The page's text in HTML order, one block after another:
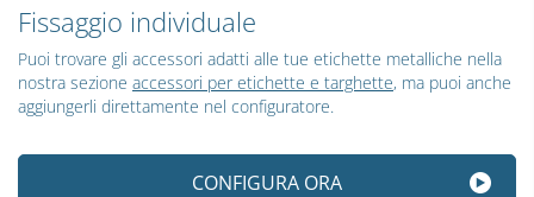
Fissaggio individuale
Puoi trovare gli accessori adatti alle tue etichette metalliche nella
nostra sezione accessori per etichette e targhette, ma puoi anche
aggiungerli direttamente nel configuratore.
CONFIGURA ORA